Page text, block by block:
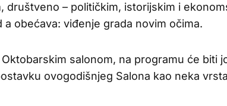
društveno – političkim, istorijskim i
a obećava: viđenje grada novim očima.
salonom, na programu će biti
ovogodišnjeg Salona kao neka